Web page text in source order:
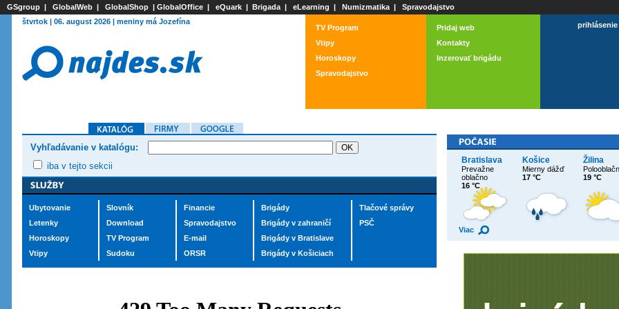
GSgroup | GlobalWeb | GlobalShop | GlobalOffice | eQuark | Brigada | eLearning | Numizmatika | Spravodajstvo
štvrtok | 06. august 2026 | meniny má Jozefína
TV Program
Vtipy
Horoskopy
Spravodajstvo
Pridaj web
Kontakty
Inzerovať brigádu
prihlásenie
Vyhľadávanie v katalógu:
iba v tejto sekcii
Ubytovanie
Letenky
Horoskopy
Vtipy
Slovník
Download
TV Program
Sudoku
Financie
Spravodajstvo
E-mail
ORSR
Brigády
Brigády v zahraničí
Brigády v Bratislave
Brigády v Košiciach
Tlačové správy
PSČ
Bratislava
Prevažne
oblačno
16 °C
Košice
Mierny dážď
17 °C
Žilina
19 °C
Viac